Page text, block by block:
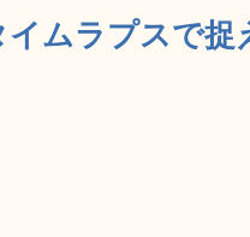
ムラプスで